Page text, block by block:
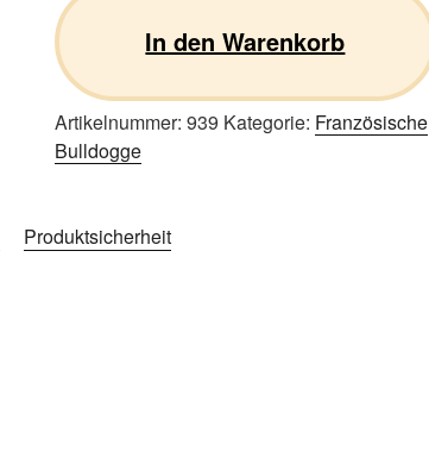
In den Warenkorb
Artikelnummer: 939 Kategorie: Französische
Bulldogge
Produktsicherheit